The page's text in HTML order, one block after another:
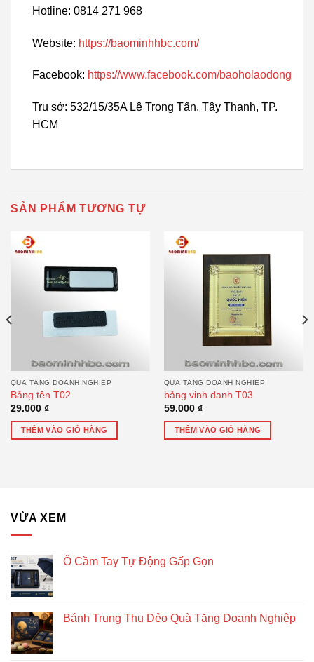
Hotline: 0814 271 968
Website: https://baominhhbc.com/
Facebook: https://www.facebook.com/baoholaodong
Trụ sở: 532/15/35A Lê Trọng Tấn, Tây Thạnh, TP.
HCM
SẢN PHẨM TƯƠNG TỰ
QUÀ TẶNG DOANH NGHIỆP
Bảng tên T02
29.000 ₫
THÊM VÀO GIỎ HÀNG
QUÀ TẶNG DOANH NGHIỆP
bảng vinh danh T03
59.000 ₫
THÊM VÀO GIỎ HÀNG
VỪA XEM
Ô Cầm Tay Tự Động Gấp Gọn
Bánh Trung Thu Dẻo Quà Tặng Doanh Nghiệp